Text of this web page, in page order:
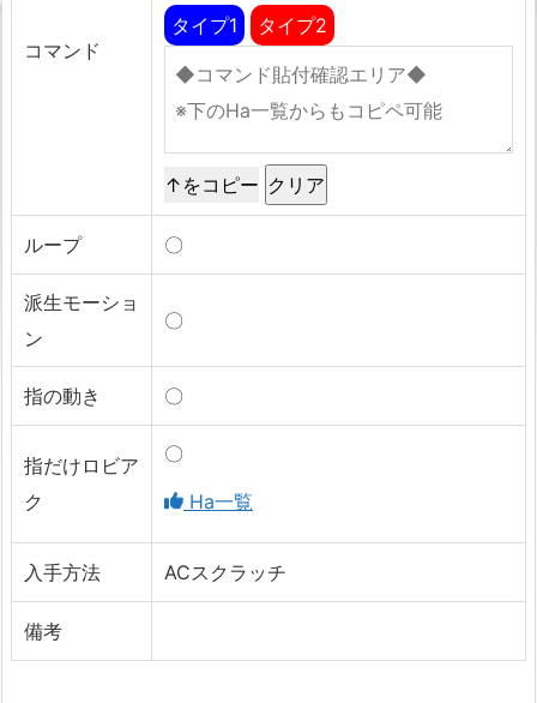
コマンド
タイプ1
タイプ2
↑をコピー
ループ 〇
派生モーショ
ン
〇
指の動き 〇
指だけロビア
ク
〇
Ha一覧
入手方法 ACスクラッチ
備考